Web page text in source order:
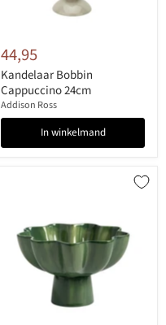
44,95
Kandelaar Bobbin
Cappuccino 24cm
Addison Ross
In winkelmand